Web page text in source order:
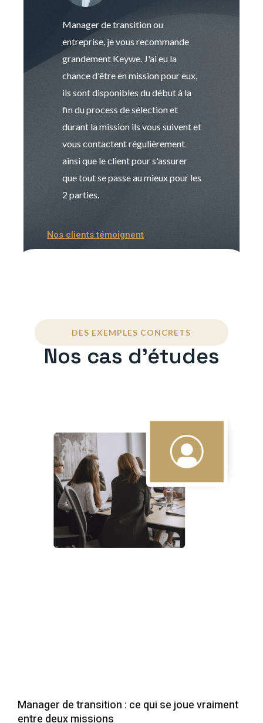
Manager de transition ou
entreprise, je vous recommande
grandement Keywe. J'ai eu la
chance d'être en mission pour eux,
ils sont disponibles du début à la
fin du process de sélection et
durant la mission ils vous suivent et
vous contactent régulièrement
ainsi que le client pour s'assurer
que tout se passe au mieux pour les
2 parties.
Nos clients témoignent
DES EXEMPLES CONCRETS
Nos cas d'études
Manager de transition : ce qui se joue vraiment
entre deux missions